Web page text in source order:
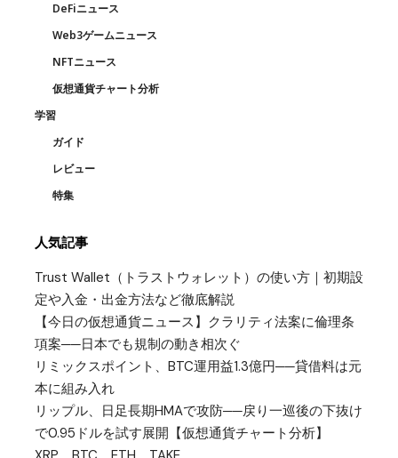
DeFiニュース
Web3ゲームニュース
NFTニュース
仮想通貨チャート分析
学習
ガイド
レビュー
特集
人気記事
Trust Wallet（トラストウォレット）の使い方｜初期設
定や入金・出金方法など徹底解説
【今日の仮想通貨ニュース】クラリティ法案に倫理条
項案──日本でも規制の動き相次ぐ
リミックスポイント、BTC運用益1.3億円──貸借料は元
本に組み入れ
リップル、日足長期HMAで攻防──戻り一巡後の下抜け
で0.95ドルを試す展開【仮想通貨チャート分析】